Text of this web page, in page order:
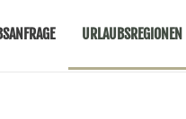
URLAUBSREGIONEN